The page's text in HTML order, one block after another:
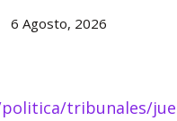
6 Agosto, 2026
tribunales/